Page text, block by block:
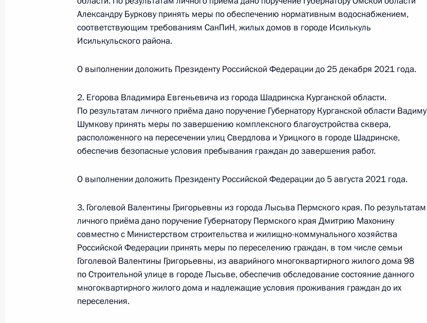
в Приёмной Президента Российской Федерации по приёму граждан в Москве
личный приём граждан
24 октября 2025 года, 16:11
16 января 2023 года, понедельник
Приняты меры по итогам личного приёма в режиме видео-конференц-связи
жительницы Курганской области, проведённого по поручению Президента
Российской Федерации начальником Экспертного управления Президента
Российской Федерации Владимиром Симоненко в Приёмной Президента
О ходе принятия мер по итогам личного приёма в режиме видео-конференц-связи
жительницы Курганской области, проведённого по поручению Президента
Российской Федерации начальником Экспертного управления Президента
Российской Федерации Владимиром Симоненко в Приёмной Президента
Российской Федерации по приёму граждан в Москве 14 октября 2020 года
Александру Буркову принять меры по обеспечению нормативным водоснабжением,
соответствующим требованиям СанПиН, жилых домов в городе Исилькуль
Исилькульского района.
О выполнении доложить Президенту Российской Федерации до 25 декабря 2021 года.
2. Егорова Владимира Евгеньевича из города Шадринска Курганской области.
По результатам личного приёма дано поручение Губернатору Курганской области Вадиму
Шумкову принять меры по завершению комплексного благоустройства сквера,
расположенного на пересечении улиц Свердлова и Урицкого в городе Шадринске,
обеспечив безопасные условия пребывания граждан до завершения работ.
О выполнении доложить Президенту Российской Федерации до 5 августа 2021 года.
3. Гоголевой Валентины Григорьевны из города Лысьва Пермского края. По результатам
личного приёма дано поручение Губернатору Пермского края Дмитрию Махонину
совместно с Министерством строительства и жилищно-коммунального хозяйства
Российской Федерации принять меры по переселению граждан, в том числе семьи
Гоголевой Валентины Григорьевны, из аварийного многоквартирного жилого дома 98
по Строительной улице в городе Лысьве, обеспечив обследование состояние данного
многоквартирного жилого дома и надлежащие условия проживания граждан до их
переселения.